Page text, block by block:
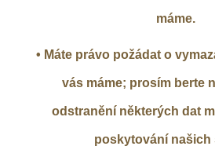
máme.
• Máte právo požádat o
vás máme; prosím berte
odstranění některých dat
poskytování našich